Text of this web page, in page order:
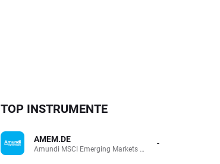
TOP INSTRUMENTE
AMEM.DE
Amundi MSCI Emerging Markets UCITS (Acc EUR) -